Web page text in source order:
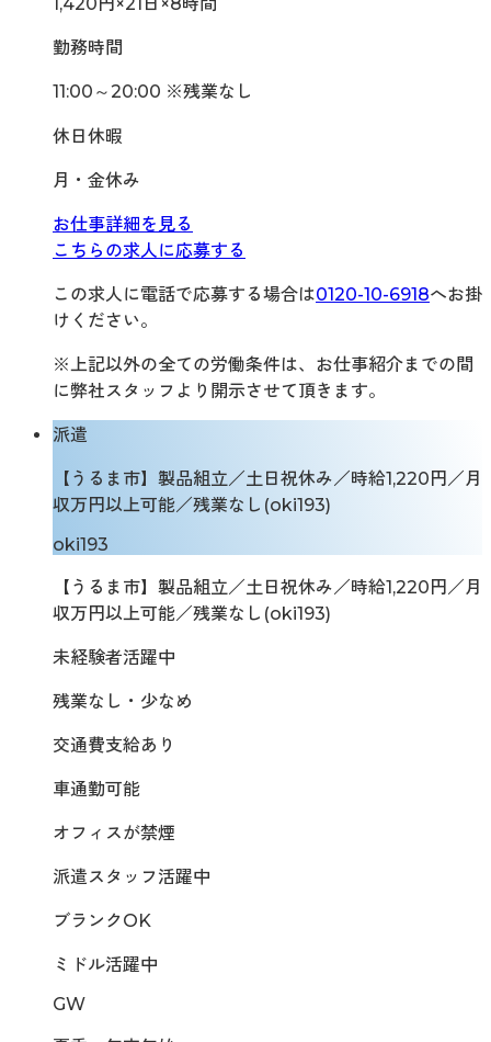
勤務時間
11:00～20:00 ※残業なし
休日休暇
月・金休み
お仕事詳細を見る
こちらの求人に応募する
この求人に電話で応募する場合は0120-10-6918へお掛
けください。
※上記以外の全ての労働条件は、お仕事紹介までの間
に弊社スタッフより開示させて頂きます。
派遣
【うるま市】製品組立／土日祝休み／時給1,220円／月
収万円以上可能／残業なし(oki193)
oki193
【うるま市】製品組立／土日祝休み／時給1,220円／月
収万円以上可能／残業なし(oki193)
未経験者活躍中
残業なし・少なめ
交通費支給あり
車通勤可能
オフィスが禁煙
派遣スタッフ活躍中
ブランクOK
ミドル活躍中
GW